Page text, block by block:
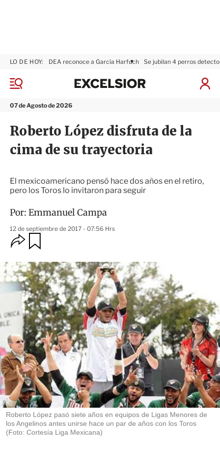
M
n
07 de Agosto de 2026
LO DE HOY: DEA reconoce a García Harfuch Se jubilan 4 perros
I
x
s
i
r
Roberto López disfruta de la
cima de su trayectoria
El mexicoamericano pensó hace dos años en el retiro,
pero los Toros lo invitaron para seguir
Por: Emmanuel Campa
12 de septiembre de 2017 - 07:56 Hrs
O
p
i
o
n
e
s
d
e
c
o
m
p
a
r
t
i
r
r
d
a
r
Roberto López pasó siete años en equipos de Ligas Menores de
los Angelinos antes unirse hace un par de años con los Toros
(Foto: Cortesía Liga Mexicana)